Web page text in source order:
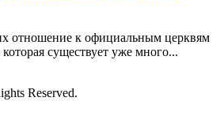
отношение к официальным церквям
существует уже много...
Reserved.